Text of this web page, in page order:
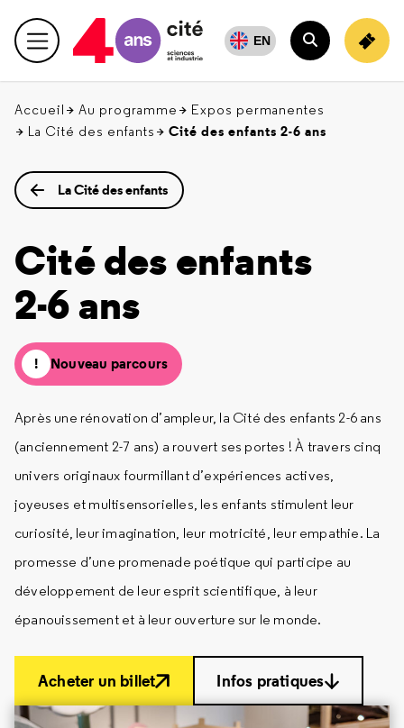
en
haut
Menu principal EN
Rechercher
Accueil Au programme
Expos permanentes
La Cité des enfants
Cité des enfants 2-6 ans
La Cité des enfants
Cité des enfants
2-6 ans
Nouveau parcours
Après une rénovation d’ampleur, la Cité des enfants 2-6 ans
(anciennement 2-7 ans) a rouvert ses portes ! À travers cinq
univers originaux fourmillant d’expériences actives,
joyeuses et multisensorielles, les enfants stimulent leur
curiosité, leur imagination, leur motricité, leur empathie. La
promesse d’une promenade poétique qui participe au
développement de leur esprit scientifique, à leur
épanouissement et à leur ouverture sur le monde.
Acheter un billet Infos pratiques